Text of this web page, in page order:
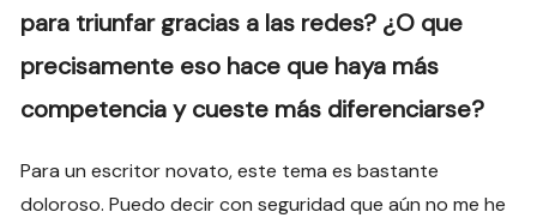
para triunfar gracias a las redes? ¿O que
precisamente eso hace que haya más
competencia y cueste más diferenciarse?
Para un escritor novato, este tema es bastante
doloroso. Puedo decir con seguridad que aún no me he